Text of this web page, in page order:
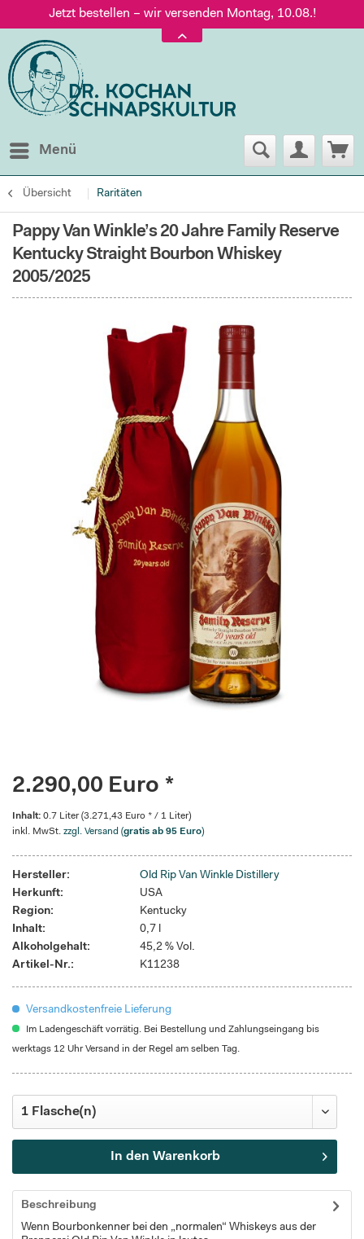
Jetzt bestellen – wir versenden Montag, 10.08.!
Versand nur 5,60 €, gratis ab 95 € Warenwert
Jetzt bestellen – wir versenden Montag, 10.08.!
Menü
Übersicht Raritäten
Pappy Van Winkle’s 20 Jahre Family Reserve
Kentucky Straight Bourbon Whiskey
2005/2025
2.290,00 Euro *
Inhalt: 0.7 Liter (3.271,43 Euro * / 1 Liter)
inkl. MwSt. zzgl. Versand (gratis ab 95 Euro)
Hersteller:
Old Rip Van Winkle Distillery
Herkunft:
USA
Region:
Kentucky
Inhalt:
0,7 l
Alkoholgehalt:
45,2 % Vol.
Artikel-Nr.:
K11238
Versandkostenfreie Lieferung
Im Ladengeschäft vorrätig. Bei Bestellung und Zahlungseingang bis
werktags 12 Uhr Versand in der Regel am selben Tag.
In den Warenkorb
Beschreibung
Wenn Bourbonkenner bei den „normalen“ Whiskeys aus der